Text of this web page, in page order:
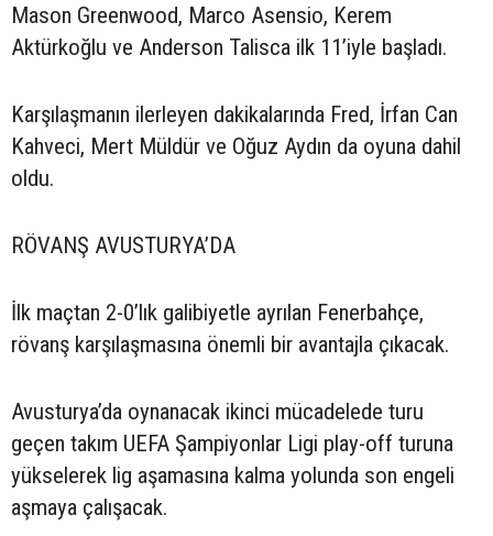
Mason Greenwood, Marco Asensio, Kerem
Aktürkoğlu ve Anderson Talisca ilk 11’iyle başladı.
Karşılaşmanın ilerleyen dakikalarında Fred, İrfan Can
Kahveci, Mert Müldür ve Oğuz Aydın da oyuna dahil
oldu.
RÖVANŞ AVUSTURYA’DA
İlk maçtan 2-0’lık galibiyetle ayrılan Fenerbahçe,
rövanş karşılaşmasına önemli bir avantajla çıkacak.
Avusturya’da oynanacak ikinci mücadelede turu
geçen takım UEFA Şampiyonlar Ligi play-off turuna
yükselerek lig aşamasına kalma yolunda son engeli
aşmaya çalışacak.